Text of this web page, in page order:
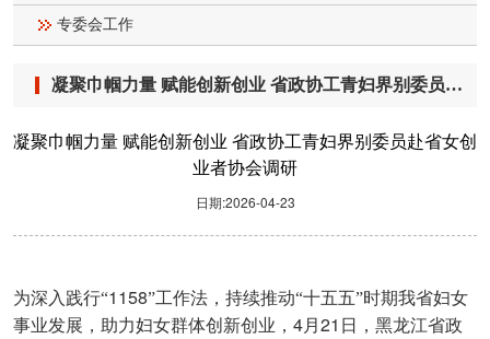
专委会工作
凝聚巾帼力量 赋能创新创业 省政协工青妇界别委员赴省女创业者协会调研
凝聚巾帼力量 赋能创新创业 省政协工青妇界别委员赴省女创
业者协会调研
日期:2026-04-23
为深入践行“1158”工作法，持续推动“十五五”时期我省妇女
事业发展，助力妇女群体创新创业， 4月 21 日，黑龙江省政